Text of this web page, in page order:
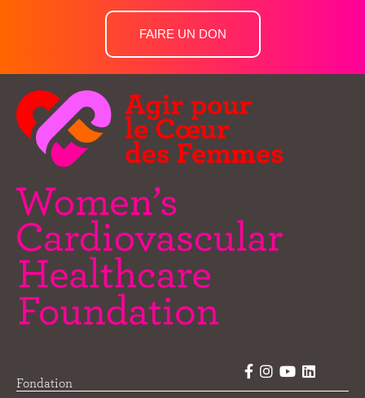
FAIRE UN DON
Fondation